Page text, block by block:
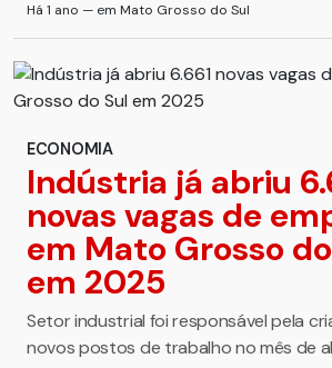
Há 1 ano — em Mato Grosso do Sul
ECONOMIA
Indústria já abriu
novas vagas de
em Mato Grosso
em 2025
Setor industrial foi responsável pela
novos postos de trabalho no mês de